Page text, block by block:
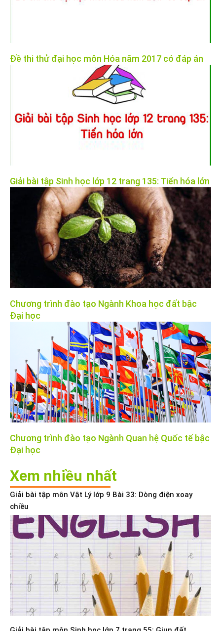
Đề thi thử đại học môn Hóa năm 2017 có đáp án
Giải bài tập Sinh học lớp 12 trang 135: Tiến hóa lớn
Chương trình đào tạo Ngành Khoa học đất bậc
Đại học
Chương trình đào tạo Ngành Quan hệ Quốc tế bậc
Đại học
Xem nhiều nhất
Giải bài tập môn Vật Lý lớp 9 Bài 33: Dòng điện xoay
chiều